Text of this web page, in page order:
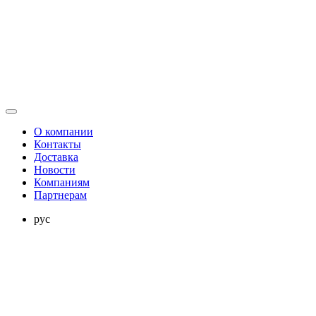
О компании
Контакты
Доставка
Новости
Компаниям
Партнерам
рус